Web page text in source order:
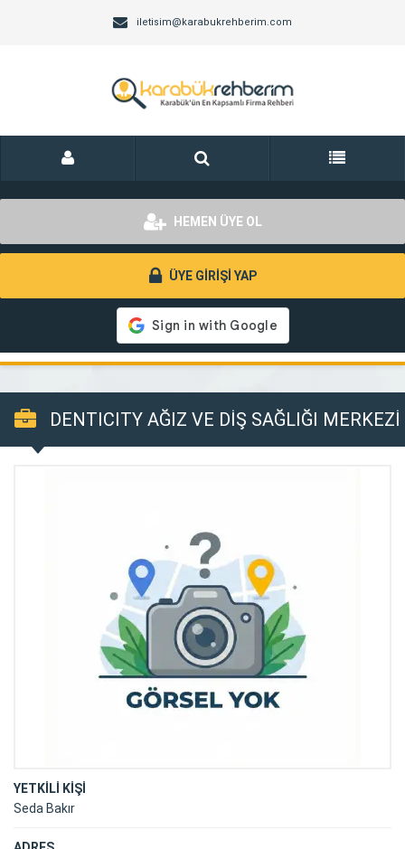
iletisim@karabukrehberim.com
HEMEN ÜYE OL
ÜYE GİRİŞİ YAP
DENTICITY AĞIZ VE DİŞ SAĞLIĞI MERKEZİ
YETKİLİ KİŞİ
Seda Bakır